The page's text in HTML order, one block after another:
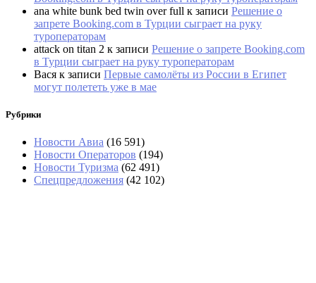
ana white bunk bed twin over full к записи Решение о
запрете Booking.com в Турции сыграет на руку
туроператорам
attack on titan 2 к записи Решение о запрете Booking.com
в Турции сыграет на руку туроператорам
Вася к записи Первые самолёты из России в Египет
могут полететь уже в мае
Рубрики
Новости Авиа (16 591)
Новости Операторов (194)
Новости Туризма (62 491)
Спецпредложения (42 102)